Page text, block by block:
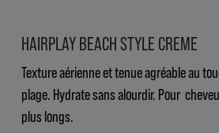
HAIRPLAY BEACH STYLE CREME
Texture aérienne et tenue agréable au
plage. Hydrate sans alourdir. Pour
plus longs.